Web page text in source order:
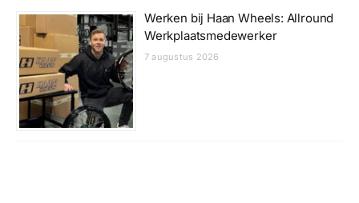
Werken bij Haan Wheels: Allround
Werkplaatsmedewerker
7 augustus 2026